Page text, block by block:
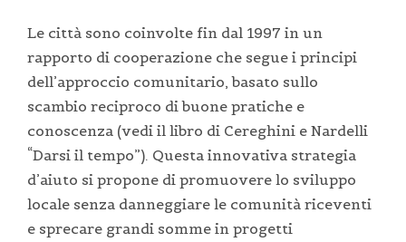
Le città sono coinvolte fin dal 1997 in un
rapporto di cooperazione che segue i principi
dell’approccio comunitario, basato sullo
scambio reciproco di buone pratiche e
conoscenza (vedi il libro di Cereghini e Nardelli
“Darsi il tempo”). Questa innovativa strategia
d’aiuto si propone di promuovere lo sviluppo
locale senza danneggiare le comunità riceventi
e sprecare grandi somme in progetti